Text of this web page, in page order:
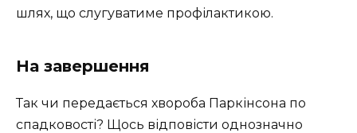
шлях, що слугуватиме профілактикою.
На завершення
Так чи передається хвороба Паркінсона по
спадковості? Щось відповісти однозначно